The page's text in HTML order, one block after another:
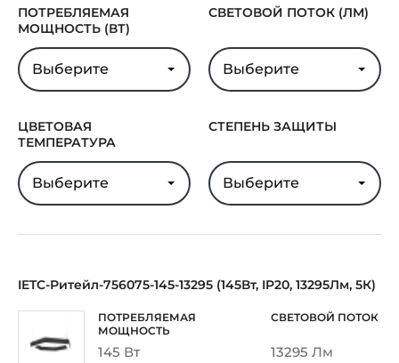
ПОТРЕБЛЯЕМАЯ
МОЩНОСТЬ (ВТ)
Выберите
СВЕТОВОЙ ПОТОК (ЛМ)
Выберите
ЦВЕТОВАЯ
ТЕМПЕРАТУРА
Выберите
СТЕПЕНЬ ЗАЩИТЫ
Выберите
IETC-Ритейл-756075-145-13295 (145Вт, IP20, 13295Лм, 5К)
145 Вт 13295 Лм